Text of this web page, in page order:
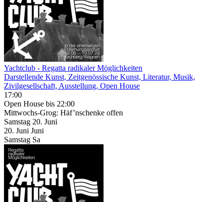
Yachtclub - Regatta radikaler Möglichkeiten
Darstellende Kunst, Zeitgenössische Kunst, Literatur, Musik,
Zivilgesellschaft, Ausstellung, Open House
17:00
Open House bis 22:00
Mittwochs-Grog: Häf’nschenke offen
Samstag 20. Juni
20. Juni Juni
Samstag Sa